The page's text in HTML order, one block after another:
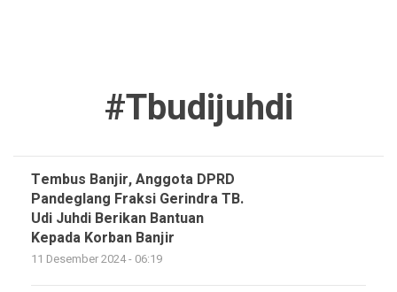
#tbudijuhdi
Tembus Banjir, Anggota DPRD
Pandeglang Fraksi Gerindra TB.
Udi Juhdi Berikan Bantuan
Kepada Korban Banjir
11 Desember 2024 - 06:19